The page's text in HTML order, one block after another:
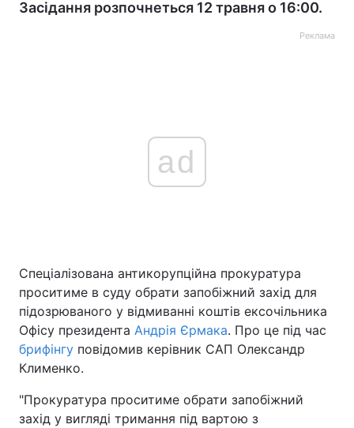
Засідання розпочнеться 12 травня о 16:00.
Реклама
ad
Спеціалізована антикорупційна прокуратура
проситиме в суду обрати запобіжний захід для
підозрюваного у відмиванні коштів ексочільника
Офісу президента Андрія Єрмака. Про це під час
брифінгу повідомив керівник САП Олександр
Клименко.
"Прокуратура проситиме обрати запобіжний
захід у вигляді тримання під вартою з